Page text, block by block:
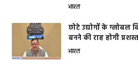
भारत
छोटे उद्योगों के ग्लोबल
बनने की राह होगी
भारत